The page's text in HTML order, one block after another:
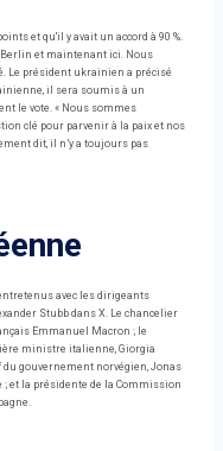
et qu'il y avait un accord à 90 %.
et maintenant ici. Nous
Le président ukrainien a précisé
il sera soumis à un
le vote. « Nous sommes
clé pour parvenir à la paix et nos
dit, il n’y a toujours pas
avec les dirigeants
Stubb dans X. Le chancelier
Emmanuel Macron ; le
ministre italienne, Giorgia
gouvernement norvégien, Jonas
; et la présidente de la Commission